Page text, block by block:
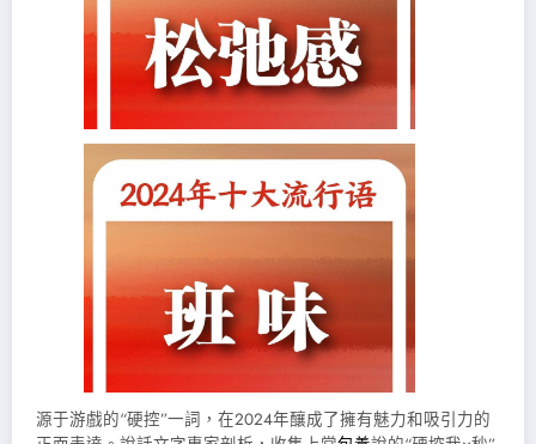
源于游戲的“硬控”一詞，在2024年釀成了擁有魅力和吸引力的